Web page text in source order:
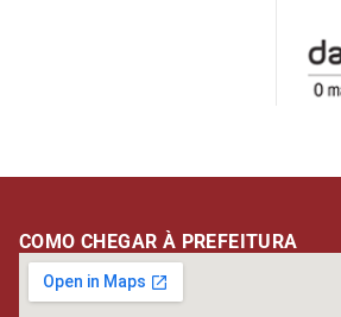
COMO CHEGAR À PREFEITURA